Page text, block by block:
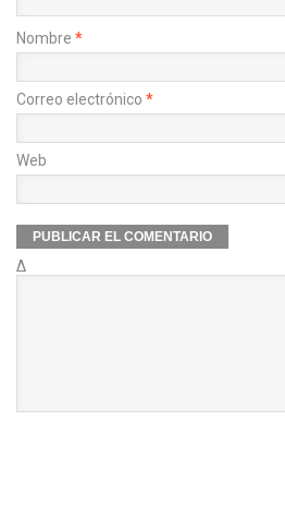
Nombre *
Correo electrónico *
Web
Δ